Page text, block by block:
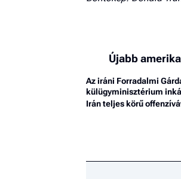
Újabb
Az iráni Forradalmi
külügyminisztérium
Irán teljes körű